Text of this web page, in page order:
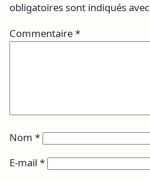
obligatoires sont indiqués avec
Commentaire*
Nom *
E-mail *